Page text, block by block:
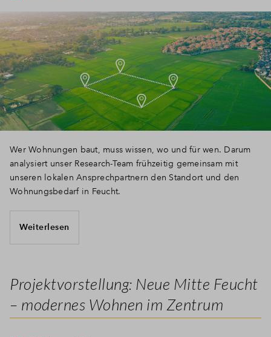
Wer Wohnungen baut, muss wissen, wo und für wen. Darum
analysiert unser Research-Team frühzeitig gemeinsam mit
unseren lokalen Ansprechpartnern den Standort und den
Wohnungsbedarf in Feucht.
Weiterlesen
Projektvorstellung: Neue Mitte Feucht
– modernes Wohnen im Zentrum